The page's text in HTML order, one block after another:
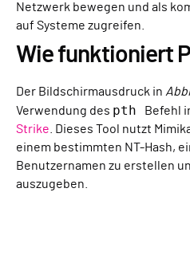
Netzwerk bewegen und als
auf Systeme zugreifen.
Wie funktioniert
Der Bildschirmausdruck in
Verwendung des pth Befehl
Strike . Dieses Tool nutzt
einem bestimmten NT-Hash,
Benutzernamen zu erstellen
auszugeben.